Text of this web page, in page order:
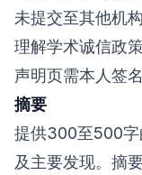
未提交至其他机构
理解学术诚信政
声明页需本人签
摘要
提供300至500字
及主要发现。摘